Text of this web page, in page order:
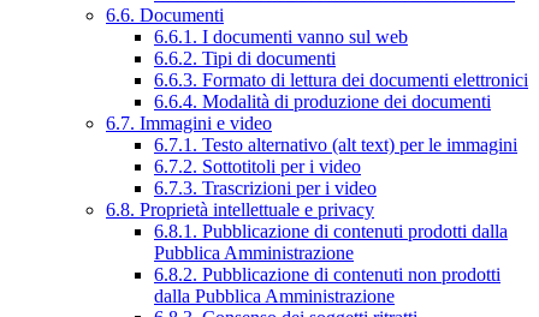
6.6. Documenti
6.6.1. I documenti vanno sul web
6.6.2. Tipi di documenti
6.6.3. Formato di lettura dei documenti elettronici
6.6.4. Modalità di produzione dei documenti
6.7. Immagini e video
6.7.1. Testo alternativo (alt text) per le immagini
6.7.2. Sottotitoli per i video
6.7.3. Trascrizioni per i video
6.8. Proprietà intellettuale e privacy
6.8.1. Pubblicazione di contenuti prodotti dalla
Pubblica Amministrazione
6.8.2. Pubblicazione di contenuti non prodotti
dalla Pubblica Amministrazione